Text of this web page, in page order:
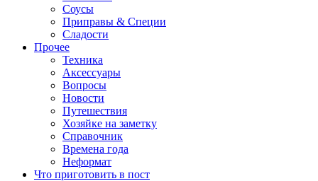
Соусы
Приправы & Специи
Сладости
Прочее
Техника
Аксессуары
Вопросы
Новости
Путешествия
Хозяйке на заметку
Справочник
Времена года
Неформат
Что приготовить в пост